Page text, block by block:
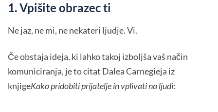
1. Vpišite obrazec ti
Ne jaz, ne mi, ne nekateri ljudje. Vi.
Če obstaja ideja, ki lahko takoj izboljša vaš način
komuniciranja, je to citat Dalea Carnegieja iz
knjigeKako pridobiti prijatelje in vplivati na ljudi: